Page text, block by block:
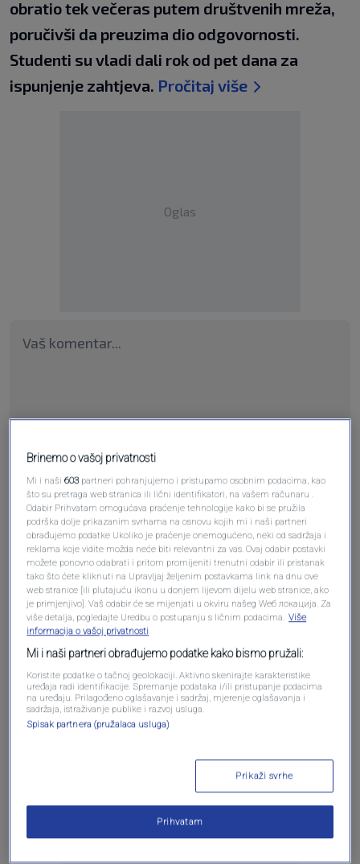
obratio tek večeras putem društvenih mreža,
poručivši da preuzima dio odgovornosti.
Studenti su vladi dali rok od pet dana za
ispunjenje zahtjeva. Pročitaj više
Oglas
Pošalji komentar
Oglas
Brinemo o vašoj privatnosti
Mi i naši603 partneri pohranjujemo i pristupamo osobnim podacima, kao
što su pretraga web stranica ili lični identifikatori, na vašem računaru .
Odabir Prihvatam omogućava praćenje tehnologije kako bi se pružila
podrška dolje prikazanim svrhama na osnovu kojih mi i naši partneri
obrađujemo podatke Ukoliko je praćenje onemogućeno, neki od sadržaja i
reklama koje vidite možda neće biti relevantni za vas. Ovaj odabir postavki
možete ponovno odabrati i pritom promijeniti trenutni odabir ili pristanak
tako što ćete kliknuti na Upravljaj željenim postavkama link na dnu ove
web stranice [ili plutajuću ikonu u donjem lijevom dijelu web stranice, ako
je primjenjivo]. Vaš odabir će se mijenjati u okviru našeg Wеб локација. Za
više detalja, pogledajte Uredbu o postupanju s ličnim podacima. Više
informacija o vašoj privatnosti
Mi i naši partneri obrađujemo podatke kako bismo pružali:
Koristite podatke o tačnoj geolokaciji. Aktivno skenirajte karakteristike
uređaja radi identifikacije. Spremanje podataka i/ili pristupanje podacima
na uređaju. Prilagođeno oglašavanje i sadržaj, mjerenje oglašavanja i
sadržaja, istraživanje publike i razvoj usluga.
Spisak partnera (pružalaca usluga)
Prikaži svrhe
Prihvatam